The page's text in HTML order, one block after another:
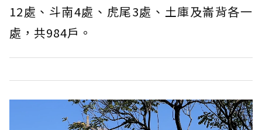
12處、斗南4處、虎尾3處、土庫及崙背各一
處，共984戶。